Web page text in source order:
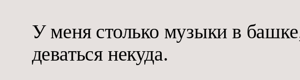
У меня столько музыки в
деваться некуда.